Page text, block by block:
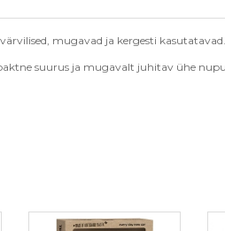
mugavad ja kergesti kasutatavad.
suurus ja mugavalt juhitav ühe